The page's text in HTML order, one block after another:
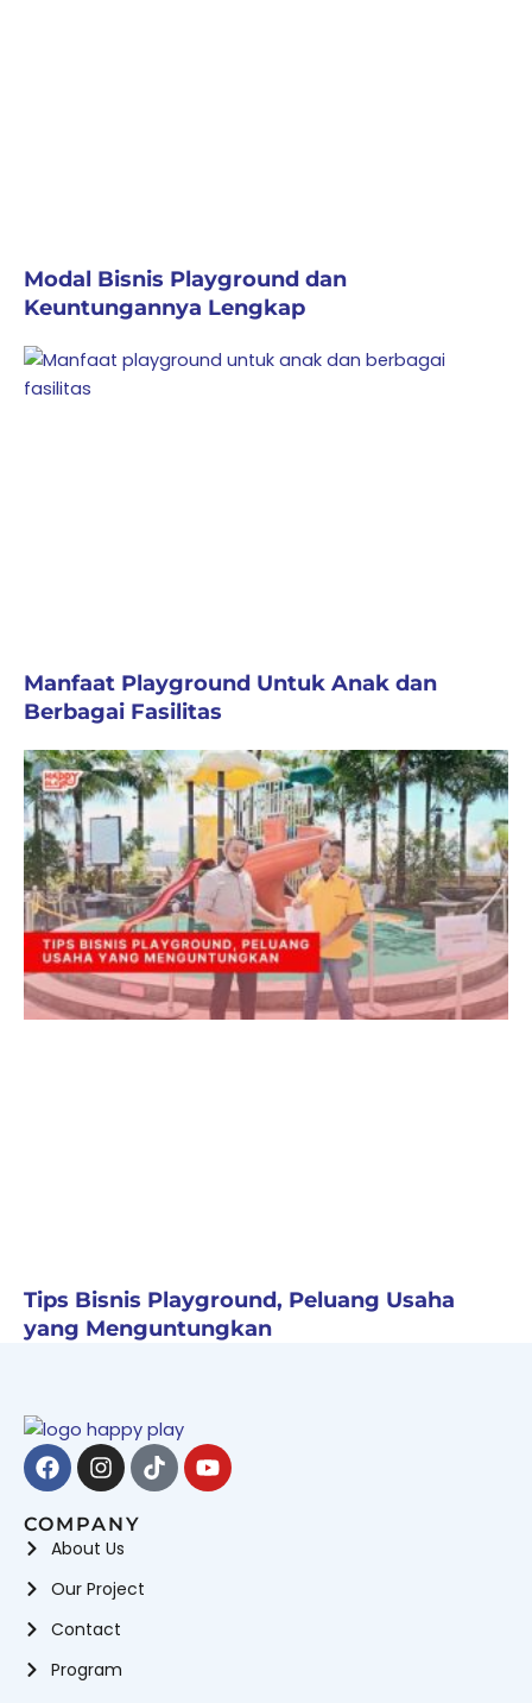
Modal Bisnis Playground dan
Keuntungannya Lengkap
Manfaat Playground Untuk Anak dan
Berbagai Fasilitas
Tips Bisnis Playground, Peluang Usaha
yang Menguntungkan
Facebook
Instagram
TiktokYoutube
COMPANY
About Us
Our Project
Contact
Program